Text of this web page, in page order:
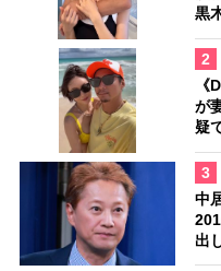
黒
争
2
《
が
疑
3
中
出
む